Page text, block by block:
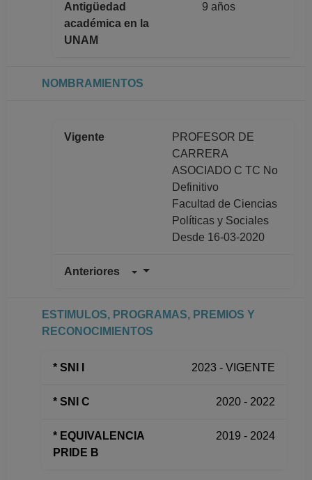
Antigüedad
académica en la
UNAM
9 años
NOMBRAMIENTOS
Vigente
PROFESOR DE
CARRERA
ASOCIADO C TC No
Definitivo
Facultad de Ciencias
Políticas y Sociales
Desde 16-03-2020
Anteriores
Definitivo
Académico
hasta 15-03-2020
ASIGNATURA A TP
ESTIMULOS, PROGRAMAS, PREMIOS Y
RECONOCIMIENTOS
* SNI I 2023 - VIGENTE
* SNI C 2020 - 2022
* EQUIVALENCIA
PRIDE B
2019 - 2024